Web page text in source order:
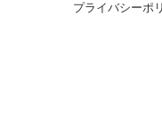
プライバシーポ